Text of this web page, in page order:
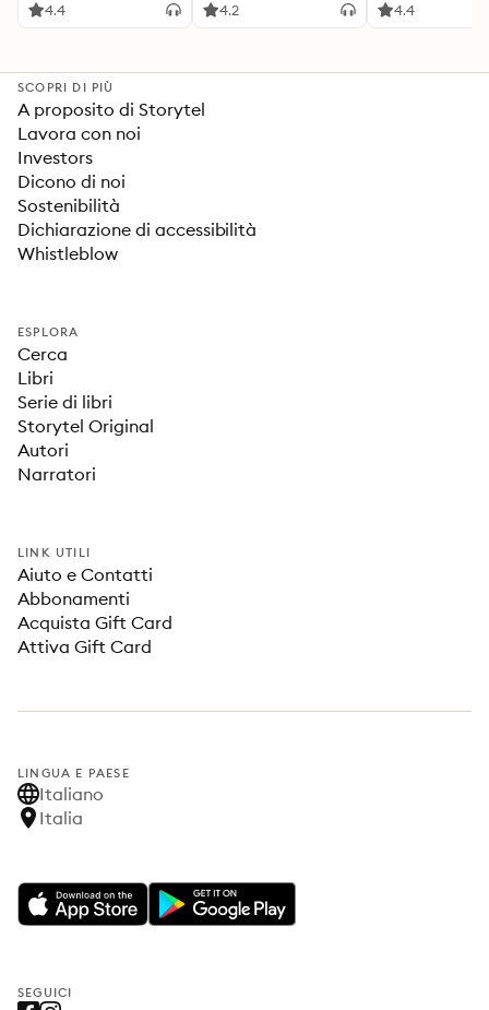
4.4 4.2 4.4
SCOPRI DI PIÙ
A proposito di Storytel
Lavora con noi
Investors
Dicono di noi
Sostenibilità
Dichiarazione di accessibilità
Whistleblow
ESPLORA
Cerca
Libri
Serie di libri
Storytel Original
Autori
Narratori
LINK UTILI
Aiuto e Contatti
Abbonamenti
Acquista Gift Card
Attiva Gift Card
LINGUA E PAESE
Italiano
Italia
SEGUICI